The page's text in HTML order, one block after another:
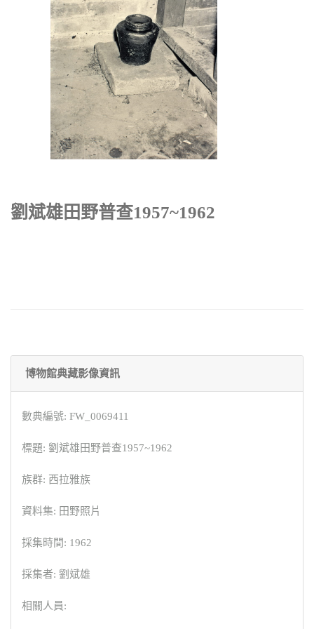
劉斌雄田野普查1957~1962
博物館典藏影像資訊
數典編號: FW_0069411
標題: 劉斌雄田野普查1957~1962
族群: 西拉雅族
資料集: 田野照片
採集時間: 1962
採集者: 劉斌雄
相關人員: